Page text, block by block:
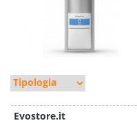
Evostore.it